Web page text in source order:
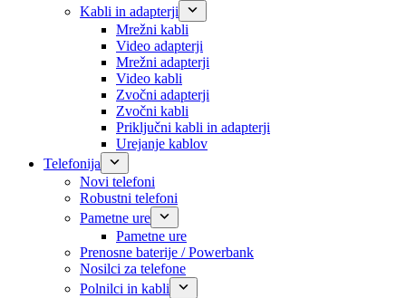
Kabli in adapterji
Mrežni kabli
Video adapterji
Mrežni adapterji
Video kabli
Zvočni adapterji
Zvočni kabli
Priključni kabli in adapterji
Urejanje kablov
Telefonija
Novi telefoni
Robustni telefoni
Pametne ure
Pametne ure
Prenosne baterije / Powerbank
Nosilci za telefone
Polnilci in kabli